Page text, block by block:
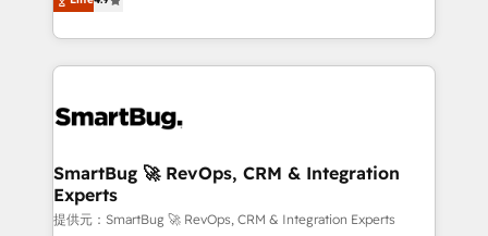
service wired together. ➤ AI and Integrations: Layer
tune-ups, feature rollouts, adoption coaching. Buying
HubSpot, switching to it, or reviving a stale portal?
We are built for the work.
力で顧客フロント業務を再設計します。 💡 100inc は何
をする会社か？ HubSpotを共通基盤に、AIエージェン
トを組み込んだ顧客フロント業務（マーケティング・営
ィブ・エージェンシーです。事業部・グループ会社・部
を、CRMを軸とした全社共通基盤に再構築します。意
思決定者・PMO・現場担当者に並走します。 1️⃣
HubSpot導入・活用支援 顧客データの一元化から、
SmartBug 🚀 RevOps, CRM & Integration
Experts
提供元：SmartBug 🚀 RevOps, CRM & Integration Experts